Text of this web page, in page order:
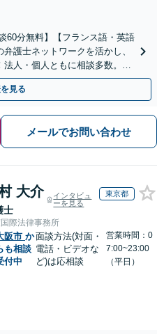
60分無料】【フランス語・英語
護士ネットワークを活かし、
人・個人ともに相談多数。細
日・夜間相談可】
見る
メールでお問い合わせ
大介
士
インタビュ
ーを見る
東京都
際法律事務所
阪市 か
も相談
付中
面談方法(対面・
電話・ビデオな
ど)は応相談
営業時間：0
7:00~23:00
（平日）